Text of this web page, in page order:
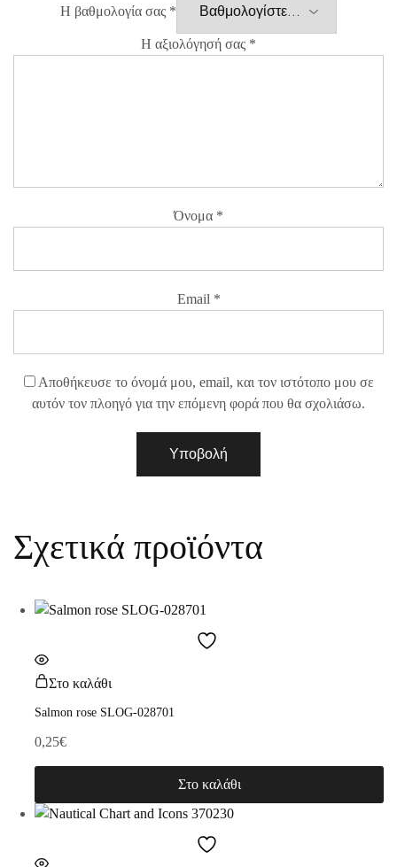
Η βαθμολογία σας *
Η αξιολόγησή σας *
Όνομα *
Email *
Αποθήκευσε το όνομά μου, email, και τον ιστότοπο μου σε
αυτόν τον πλοηγό για την επόμενη φορά που θα σχολιάσω.
Σχετικά προϊόντα
Στο καλάθι
Salmon rose SLOG-028701
0,25€
Στο καλάθι